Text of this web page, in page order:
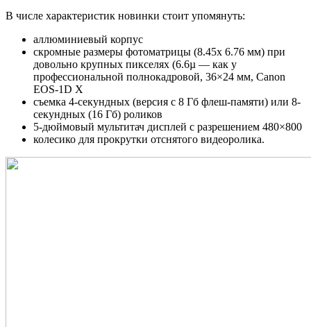
В числе характеристик новинки стоит упомянуть:
аллюминиевый корпус
скромные размеры фотоматрицы (8.45x 6.76 мм) при
довольно крупных пикселях (6.6µ — как у
профессиональной полнокадровой, 36×24 мм, Canon
EOS-1D X
съемка 4-секундных (версия с 8 Гб флеш-памяти) или 8-
секундных (16 Гб) роликов
5-дюймовый мультитач дисплей с разрешением 480×800
колесико для прокрутки отснятого видеоролика.